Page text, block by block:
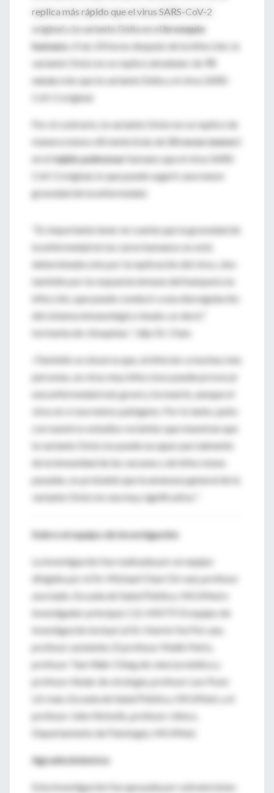
replica más rápido que el virus SARS-CoV-2
original y la variante Delta en elbronquio
humano
A las 24 horas después de la infección, la
variante Omicron se replicó alrededor de
vecesmás que la variante Delta y el virus SARS-
CoV-2 original.
Por el contrario, la variante Omicron se replicó de
manera menos eficiente (más de 10 veces menor
en el tejido pulmonar humano que el virus SARS-
CoV-2 original, lo que puede sugerir una menor
gravedad de la enfermedad.
"Es importante tener en cuenta que la gravedad de
la enfermedad en los seres humanos no está
determinada solo por la replicación del virus, sino
también por la respuesta inmune del huésped a la
infección, que puede conducir a una desregulación
del sistema inmunológico innato, es decir,"
tormenta de citoquinas ", dijo Dr. Chan.
«También se observa que, al infectar a muchas más
personas, un virus muy infeccioso puede provocar
una enfermedad más grave y la muerte, aunque el
virus en sí sea menos patógeno.
Por lo tanto, junto
con nuestros estudios recientes que muestran que
la variante Omicron puede escapar parcialmente
de la inmunidad de las vacunas y de infecciones
pasadas, es probable que la amenaza general de la
variante Omicron sea muy significativa ”.
Sobre el equipo de investigación
La investigación fue realizada por un equipo
dirigido por el Dr. Michael Chan Chi-wai, profesor
asociado, Escuela de Salud Pública, HKUMed e
investigador principal, C2i, HKSTP.
El equipo de
investigación incluyó al Dr. Kenrie Hui Pui-yan,
profesor asistente;
El profesor Malik Peiris,
profesor Tam Wah-Ching de ciencia médica y
profesor titular de virología, profesor Leo Poon
Lit-man, Escuela de Salud Pública, HKUMed;
y el
profesor John Nicholls, profesor clínico,
Departamento de Patología, HKUMed.
Agradecimientos
Esta investigación fue apoyada por subvenciones